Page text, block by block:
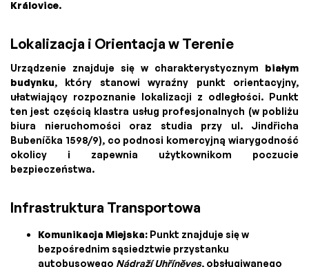
Královice.
Lokalizacja i Orientacja w Terenie
Urządzenie znajduje się w charakterystycznym białym
budynku, który stanowi wyraźny punkt orientacyjny,
ułatwiający rozpoznanie lokalizacji z odległości. Punkt
ten jest częścią klastra usług profesjonalnych (w pobliżu
biura nieruchomości oraz studia przy ul. Jindřicha
Bubeníčka 1598/9), co podnosi komercyjną wiarygodność
okolicy i zapewnia użytkownikom poczucie
bezpieczeństwa.
Infrastruktura Transportowa
Komunikacja Miejska: Punkt znajduje się w
bezpośrednim sąsiedztwie przystanku
autobusowego Nádraží Uhříněves, obsługiwanego